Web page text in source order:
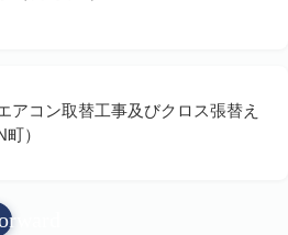
アコン取替工事及びクロス張替え
）